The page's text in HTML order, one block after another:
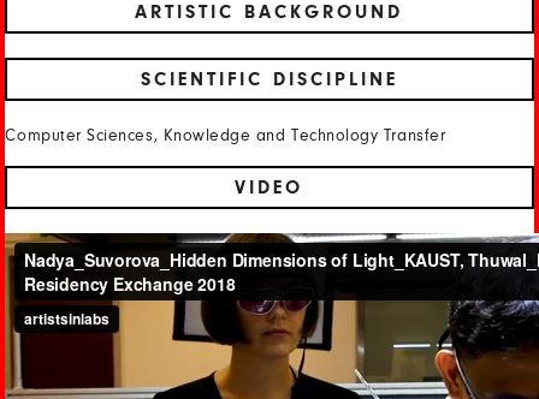
ARTISTIC BACKGROUND
SCIENTIFIC DISCIPLINE
Computer Sciences, Knowledge and Technology Transfer
VIDEO